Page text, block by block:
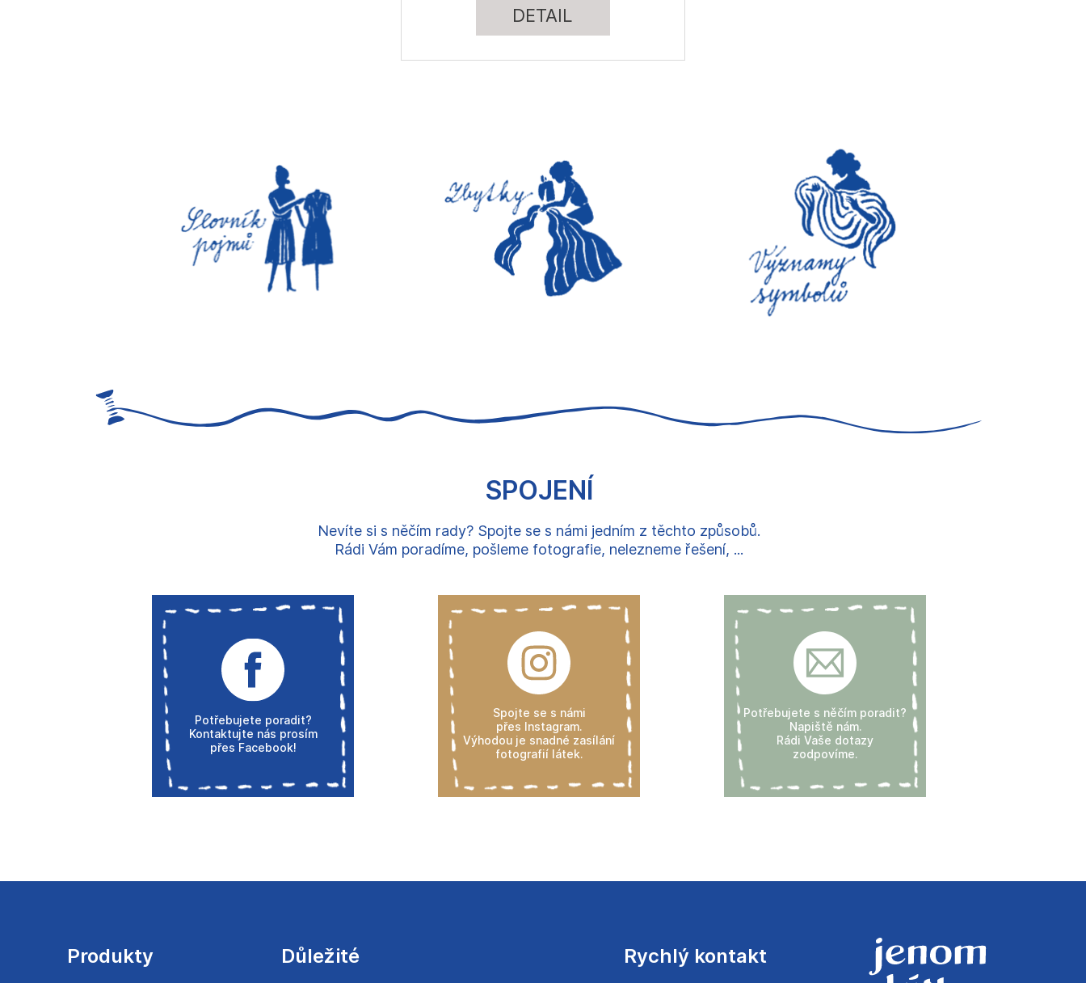
DETAIL
SPOJENÍ
Nevíte si s něčím rady? Spojte se s námi jedním z těchto způsobů.
Rádi Vám poradíme, pošleme fotografie, nelezneme řešení, ...
Potřebujete poradit?
Kontaktujte nás prosím
přes Facebook!
Spojte se s námi
přes Instagram.
Výhodou je snadné zasílání
fotografií látek.
Potřebujete s něčím poradit?
Napiště nám.
Rádi Vaše dotazy
zodpovíme.
Produkty Důležité Rychlý kontakt